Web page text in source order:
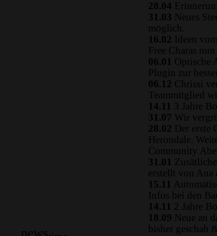
news
28.04
31.03 Neues
möglich.
16.02 Ideen
Free Charas
06.01 Optische
Plugin zur
06.12 Chrissi
Teammitglied
14.11 3 Jahre
31.07 Wir
28.02 Der erste
Herondale.
Community
31.01
erstellt von Ana
15.11
Infos bei den
14.11
2 Jahre
18.09 Neue an
bisher geschah